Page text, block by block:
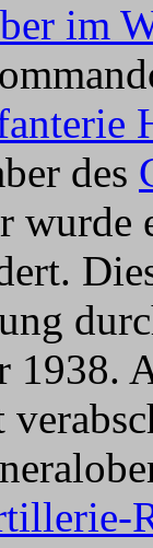
im
des
1938.